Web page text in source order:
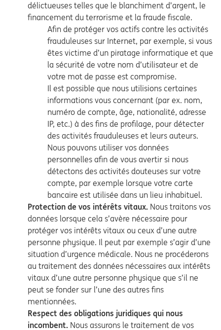
délictueuses telles que le blanchiment d’argent, le
financement du terrorisme et la fraude fiscale.
Afin de protéger vos actifs contre les activités
frauduleuses sur Internet, par exemple, si vous
êtes victime d’un piratage informatique et que
la sécurité de votre nom d’utilisateur et de
votre mot de passe est compromise.
Il est possible que nous utilisions certaines
informations vous concernant (par ex. nom,
numéro de compte, âge, nationalité, adresse
IP, etc.) à des fins de profilage, pour détecter
des activités frauduleuses et leurs auteurs.
Nous pouvons utiliser vos données
personnelles afin de vous avertir si nous
détectons des activités douteuses sur votre
compte, par exemple lorsque votre carte
bancaire est utilisée dans un lieu inhabituel.
Protection de vos intérêts vitaux. Nous traitons vos
données lorsque cela s’avère nécessaire pour
protéger vos intérêts vitaux ou ceux d’une autre
personne physique. Il peut par exemple s’agir d’une
situation d’urgence médicale. Nous ne procéderons
au traitement des données nécessaires aux intérêts
vitaux d’une autre personne physique que s’il ne
peut se fonder sur l’une des autres fins
mentionnées.
Respect des obligations juridiques qui nous
incombent. Nous assurons le traitement de vos